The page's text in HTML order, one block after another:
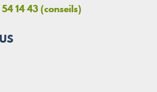
14 43 (conseils)